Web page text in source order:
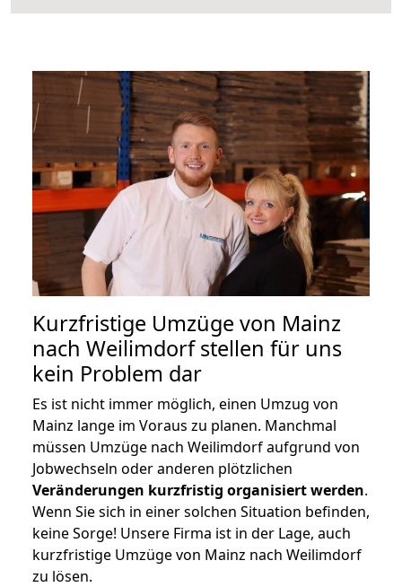
Kurzfristige Umzüge von Mainz
nach Weilimdorf stellen für uns
kein Problem dar
Es ist nicht immer möglich, einen Umzug von
Mainz lange im Voraus zu planen. Manchmal
müssen Umzüge nach Weilimdorf aufgrund von
Jobwechseln oder anderen plötzlichen
Veränderungen kurzfristig organisiert werden.
Wenn Sie sich in einer solchen Situation befinden,
keine Sorge! Unsere Firma ist in der Lage, auch
kurzfristige Umzüge von Mainz nach Weilimdorf
zu lösen.